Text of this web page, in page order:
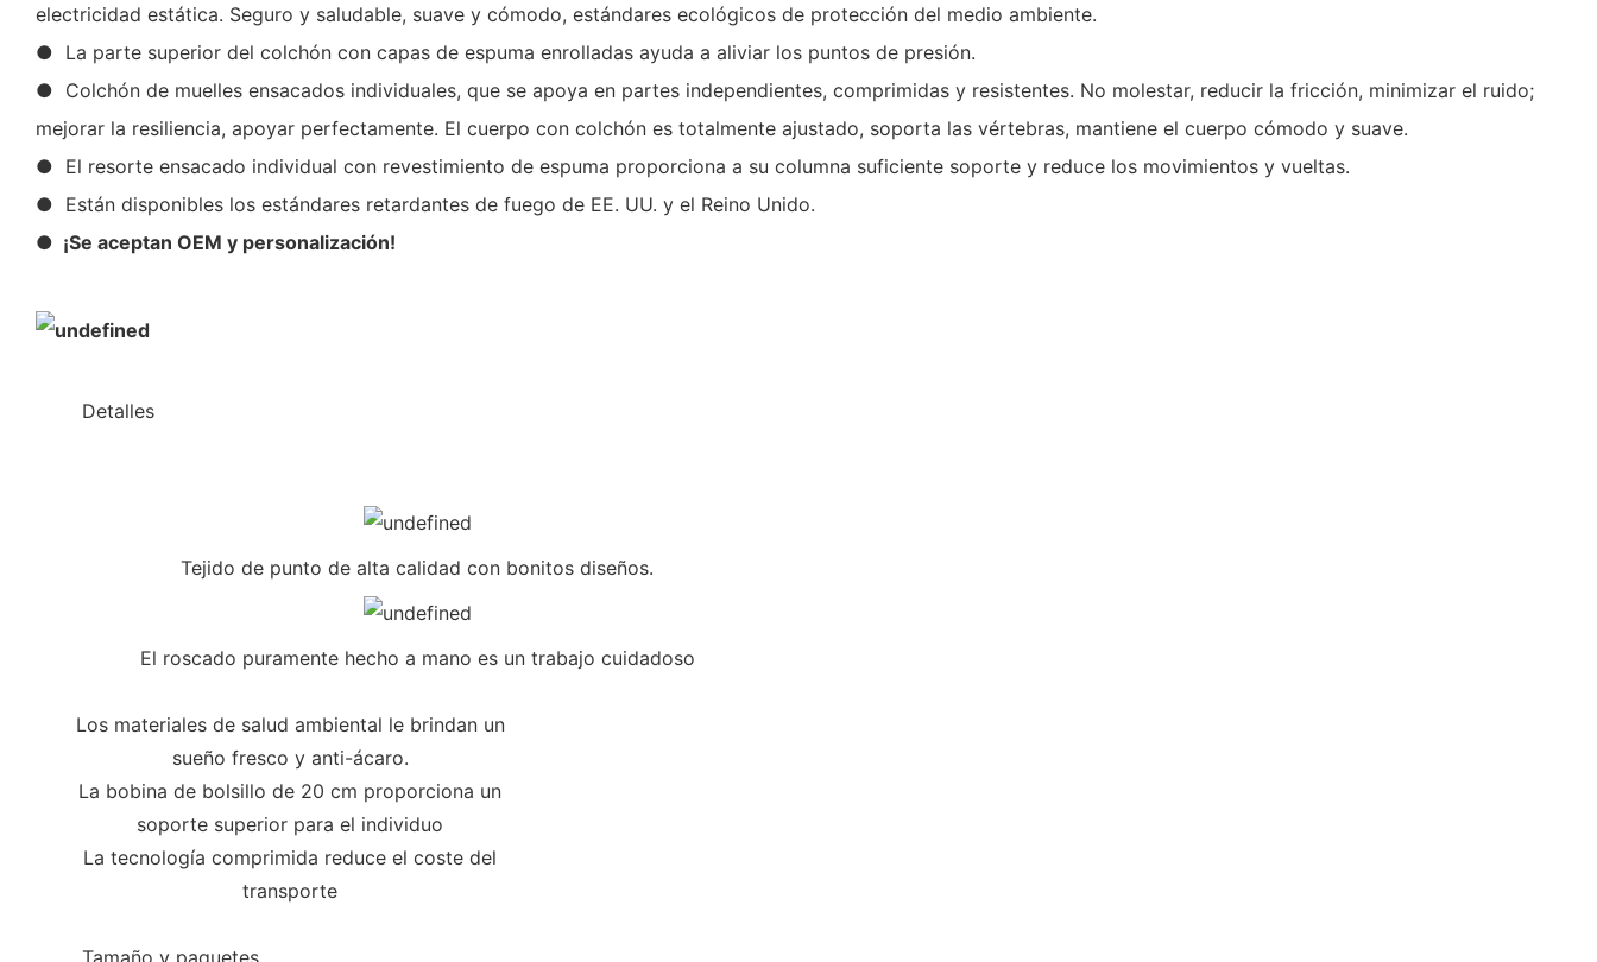
electricidad estática. Seguro y saludable, suave y cómodo, estándares ecológicos de protección del medio ambiente.
● La parte superior del colchón con capas de espuma enrolladas ayuda a aliviar los puntos de presión.
● Colchón de muelles ensacados individuales, que se apoya en partes independientes, comprimidas y resistentes. No molestar, reducir la fricción, minimizar el ruido;
mejorar la resiliencia, apoyar perfectamente. El cuerpo con colchón es totalmente ajustado, soporta las vértebras, mantiene el cuerpo cómodo y suave.
● El resorte ensacado individual con revestimiento de espuma proporciona a su columna suficiente soporte y reduce los movimientos y vueltas.
● Están disponibles los estándares retardantes de fuego de EE. UU. y el Reino Unido.
● ¡Se aceptan OEM y personalización!
Detalles
Tejido de punto de alta calidad con bonitos diseños.
El roscado puramente hecho a mano es un trabajo cuidadoso
Los materiales de salud ambiental le brindan un
sueño fresco y anti-ácaro.
La bobina de bolsillo de 20 cm proporciona un
soporte superior para el individuo
La tecnología comprimida reduce el coste del
transporte
Tamaño y paquetes